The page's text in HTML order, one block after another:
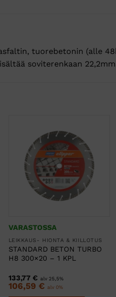
tuorebetonin (alle
soviterenkaan
VARASTOSSA
LEIKKAUS- HIONTA & KIILLOTUS
STANDARD BETON TURBO
H8 300×20 – 1 KPL
133,77 € alv 25,5%
106,59 € alv 0%